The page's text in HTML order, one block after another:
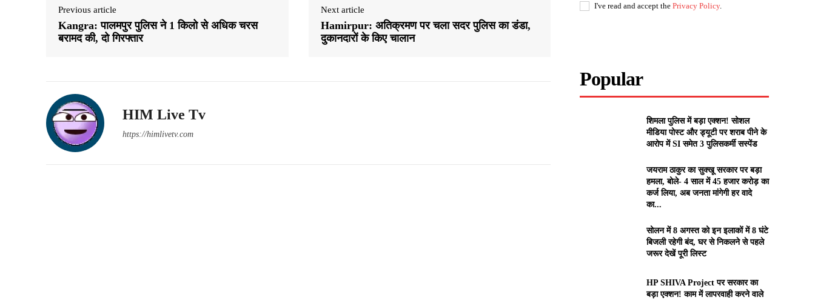
Previous article
Kangra: पालमपुर पुलिस ने 1 किलो से अधिक चरस
बरामद की, दो गिरफ्तार
Next article
Hamirpur: अतिक्रमण पर चला सदर पुलिस का डंडा,
दुकानदारों के किए चालान
HIM Live Tv
https://himlivetv.com
I've read and accept thePrivacy Policy.
Popular
शिमला पुलिस में बड़ा एक्शन! सोशल
मीडिया पोस्ट और ड्यूटी पर शराब पीने के
आरोप में SI समेत 3 पुलिसकर्मी सस्पेंड
जयराम ठाकुर का सुक्खू सरकार पर बड़ा
हमला, बोले- 4 साल में 45 हजार करोड़ का
कर्ज लिया, अब जनता मांगेगी हर वादे
का...
सोलन में 8 अगस्त को इन इलाकों में 8 घंटे
बिजली रहेगी बंद, घर से निकलने से पहले
जरूर देखें पूरी लिस्ट
HP SHIVA Project पर सरकार का
बड़ा एक्शन! काम में लापरवाही करने वाले